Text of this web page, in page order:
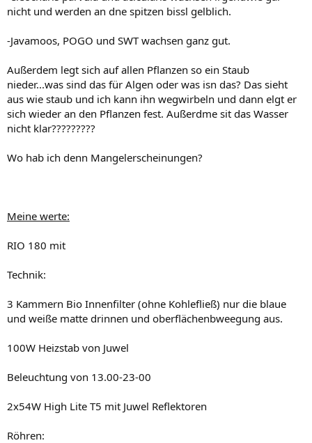
nicht und werden an dne spitzen bissl gelblich.
-Javamoos, POGO und SWT wachsen ganz gut.
Außerdem legt sich auf allen Pflanzen so ein Staub
nieder...was sind das für Algen oder was isn das? Das sieht
aus wie staub und ich kann ihn wegwirbeln und dann elgt er
sich wieder an den Pflanzen fest. Außerdme sit das Wasser
nicht klar?????????
Wo hab ich denn Mangelerscheinungen?
Meine werte:
RIO 180 mit
Technik:
3 Kammern Bio Innenfilter (ohne Kohlefließ) nur die blaue
und weiße matte drinnen und oberflächenbweegung aus.
100W Heizstab von Juwel
Beleuchtung von 13.00-23-00
2x54W High Lite T5 mit Juwel Reflektoren
Röhren: